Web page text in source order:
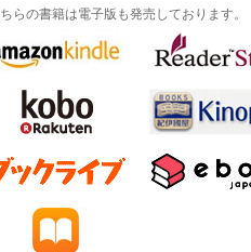
らの書籍は電子版も発売しております。